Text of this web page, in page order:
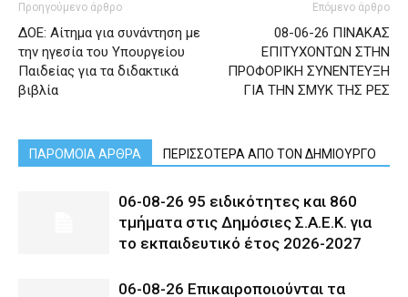
Προηγούμενο άρθρο
ΔΟΕ: Αίτημα για συνάντηση με
την ηγεσία του Υπουργείου
Παιδείας για τα διδακτικά
βιβλία
Επόμενο άρθρο
08-06-26 ΠΙΝΑΚΑΣ
ΕΠΙΤΥΧΟΝΤΩΝ ΣΤΗΝ
ΠΡΟΦΟΡΙΚΗ ΣΥΝΕΝΤΕΥΞΗ
ΓΙΑ ΤΗΝ ΣΜΥΚ ΤΗΣ ΡΕΣ
ΠΑΡΟΜΟΙΑ ΑΡΘΡΑ ΠΕΡΙΣΣΟΤΕΡΑ ΑΠΟ ΤΟΝ ΔΗΜΙΟΥΡΓΟ
06-08-26 95 ειδικότητες και 860
τμήματα στις Δημόσιες Σ.Α.Ε.Κ. για
το εκπαιδευτικό έτος 2026-2027
06-08-26 Επικαιροποιούνται τα